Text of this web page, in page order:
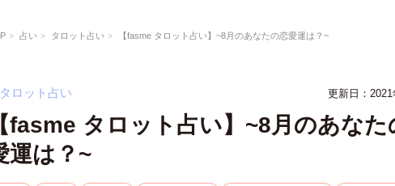
占い タロット占い 【fasme タロット占い】~8月のあなたの恋愛運は？~
タロット占い 更新日：
【fasme タロット占い】~8月のあなた
運は？~